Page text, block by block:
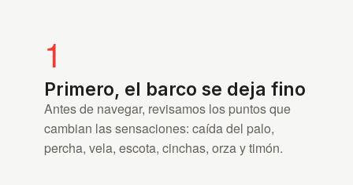
1
Primero, el barco se deja fino
Antes de navegar, revisamos los puntos que
cambian las sensaciones: caída del palo,
percha, vela, escota, cinchas, orza y timón.